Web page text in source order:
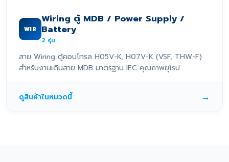
WIR
Wiring ตู้ MDB / Power Supply /
Battery
2 รุ่น
สาย Wiring ตู้คอนโทรล H05V-K, H07V-K (VSF, THW-F)
สำหรับงานเดินสาย MDB มาตรฐาน IEC คุณภาพยุโรป
ดูสินค้าในหมวดนี้ →